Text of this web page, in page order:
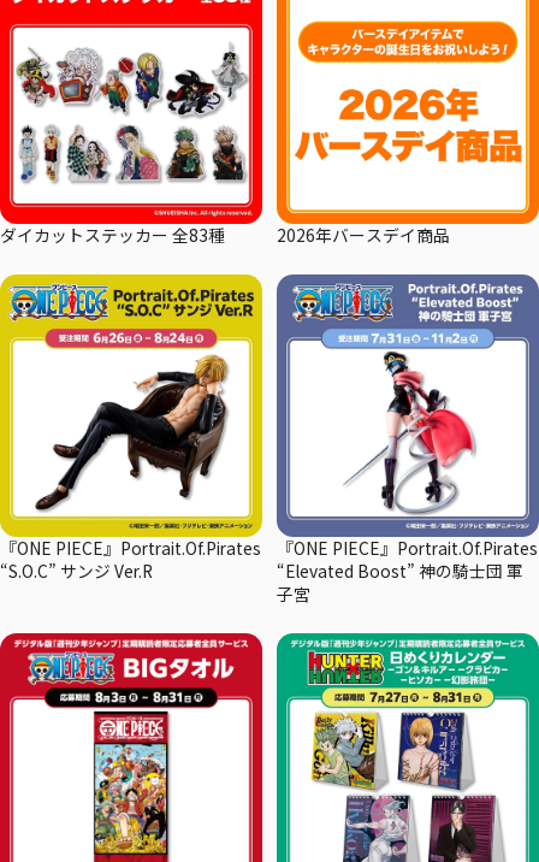
ダイカットステッカー 全83種 2026年バースデイ商品
『ONE PIECE』Portrait.Of.Pirates
“S.O.C” サンジ Ver.R
『ONE PIECE』Portrait.Of.Pirates
“Elevated Boost” 神の騎士団 軍
子宮